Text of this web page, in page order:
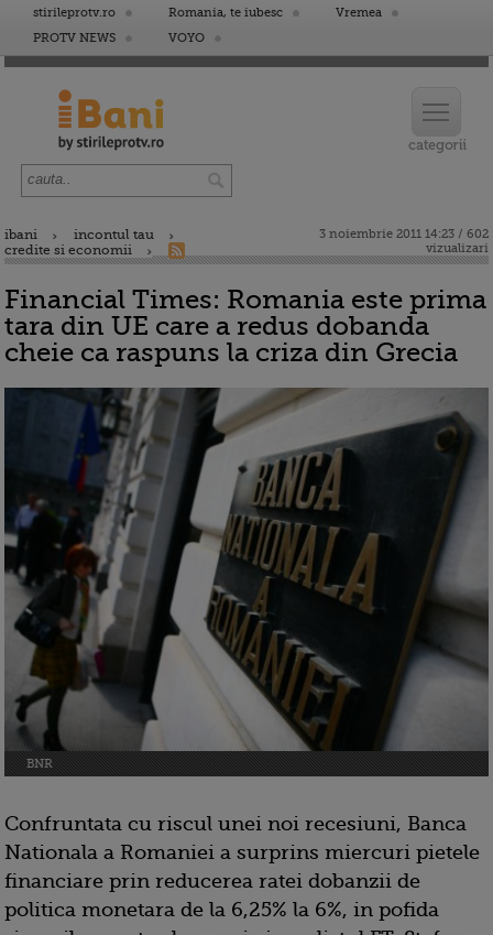
stirileprotv.ro Romania, te iubesc
Vremea
PROTV NEWS
VOYO
ibani
incontul tau
credite si economii
3 noiembrie 2011 14:23 / 602
vizualizari
Financial Times: Romania este prima
tara din UE care a redus dobanda
cheie ca raspuns la criza din Grecia
BNR
Confruntata cu riscul unei noi recesiuni, Banca
Nationala a Romaniei a surprins miercuri pietele
financiare prin reducerea ratei dobanzii de
politica monetara de la 6,25% la 6%, in pofida